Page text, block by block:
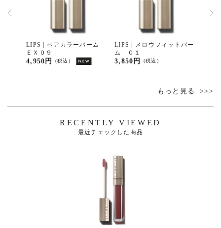
LIPS | ベアカラーバーム
ＥＸ０９
(税込)
4,950円
LIPS | メロウフィットバー
ム ０１
(税込)
3,850円
もっと見る
RECENTLY VIEWED
最近チェックした商品